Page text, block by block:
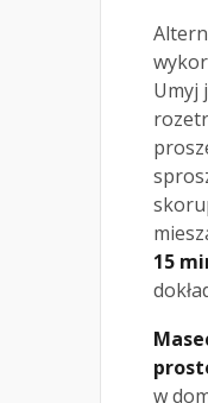
Umyj
15
w